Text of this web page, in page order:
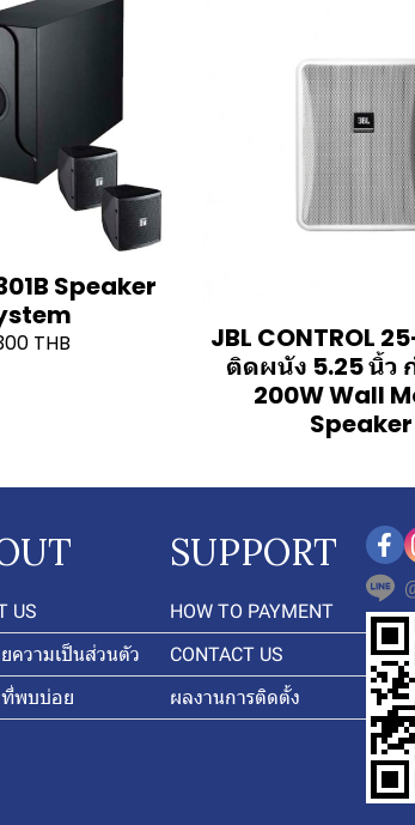
Speaker
THB
JBL CONTROL
ติดผนัง 5.25 นิ้ว
200W Wall
Speaker
US
ความเป็นส่วนตัว
ที่พบบ่อย
SUPPORT
HOW TO PAYMENT
CONTACT US
ผลงานการติดตั้ง